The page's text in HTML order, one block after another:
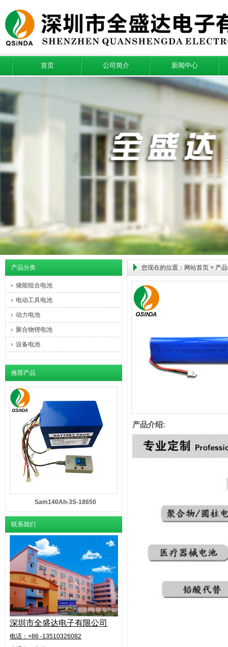
首页 公司简介 新闻中心
产品分类
储能组合电池
电动工具电池
动力电池
聚合物锂电池
设备电池
推荐产品
Sam140Ah-3S-18650
联系我们
深圳市全盛达电子有限公司
电话：+86 -13510326082
您现在的位置： 网站首页 > 产
产品介绍: